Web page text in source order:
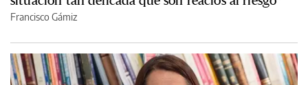
Francisco Gámiz